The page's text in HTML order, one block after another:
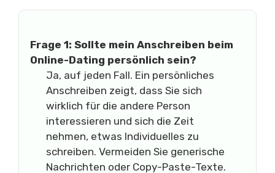
Frage 1: Sollte mein Anschreiben beim
Online-Dating persönlich sein?
Ja, auf jeden Fall. Ein persönliches
Anschreiben zeigt, dass Sie sich
wirklich für die andere Person
interessieren und sich die Zeit
nehmen, etwas Individuelles zu
schreiben. Vermeiden Sie generische
Nachrichten oder Copy-Paste-Texte.